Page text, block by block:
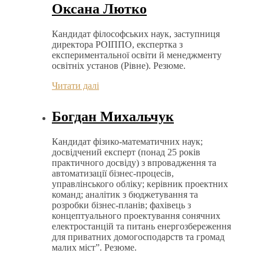
Оксана Лютко
Кандидат філософських наук, заступниця
директора РОІППО, експертка з
експериментальної освіти й менеджменту
освітніх установ (Рівне). Резюме.
Читати далі
Богдан Михальчук
Кандидат фізико-математичних наук;
досвідчений експерт (понад 25 років
практичного досвіду) з впровадження та
автоматизації бізнес-процесів,
управлінського обліку; керівник проектних
команд; аналітик з бюджетування та
розробки бізнес-планів; фахівець з
концептуального проектування сонячних
електростанцій та питань енергозбереження
для приватних домогосподарств та громад
малих міст”. Резюме.